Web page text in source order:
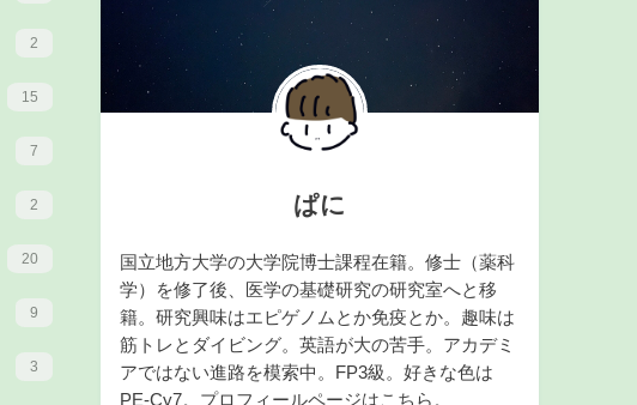
2
15
7
2
20
9
3
ぱに
国立地方大学の大学院博士課程在籍。修士（薬科
学）を修了後、医学の基礎研究の研究室へと移
籍。研究興味はエピゲノムとか免疫とか。趣味は
筋トレとダイビング。英語が大の苦手。アカデミ
アではない進路を模索中。FP3級。好きな色は
PE-Cy7。プロフィールページはこちら 。